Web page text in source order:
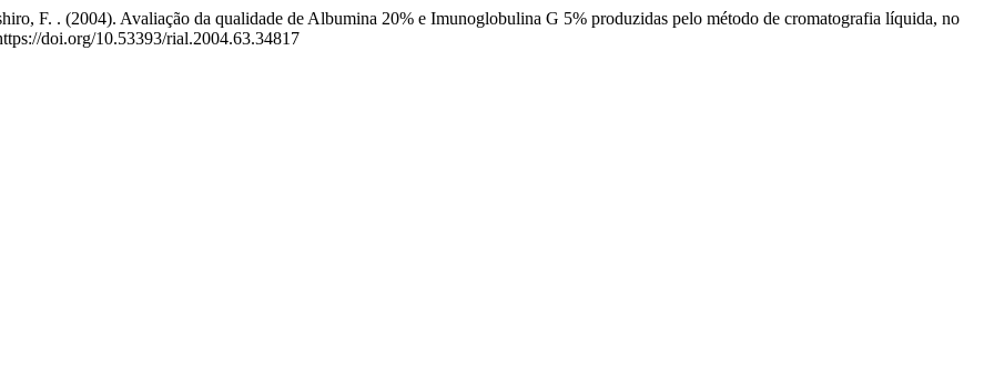
F. . (2004). Avaliação da qualidade de Albumina 20% e Imunoglobulina G 5% produzidas pelo método de cromatografia líquida, no
doi.org/10.53393/rial.2004.63.34817